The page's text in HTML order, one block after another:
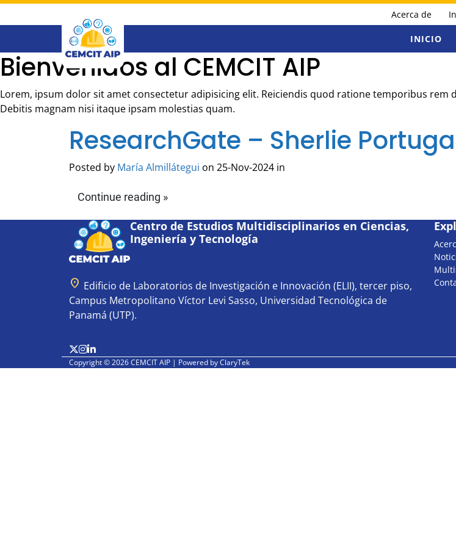
Saltar
principal
Acerca de
INICIO
Bienvenidos al CEMCIT AIP
Lorem, ipsum dolor sit amet consectetur adipisicing elit. Reiciendis quod ratione temporibus
Debitis magnam nisi itaque ipsam molestias quam.
ResearchGate – Sherlie
Posted by María Almillátegui on 25-Nov-2024 in
Continue reading »
Centro de Estudios Multidisciplinarios en Ciencias,
Ingeniería y Tecnología
location_on Edificio de Laboratorios de Investigación e Innovación (ELII), tercer piso,
Campus Metropolitano Víctor Levi Sasso, Universidad Tecnológica de
Panamá (UTP).
Copyright © 2026 CEMCIT AIP | Powered byClaryTek